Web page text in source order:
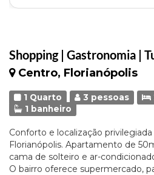
Shopping | Gastronomia |
Centro, Florianópolis
1 Quarto 3 pessoas
1 banheiro
Conforto e localização
Florianópolis. Apartamento de
cama de solteiro e ar-
O bairro oferece supermercado,